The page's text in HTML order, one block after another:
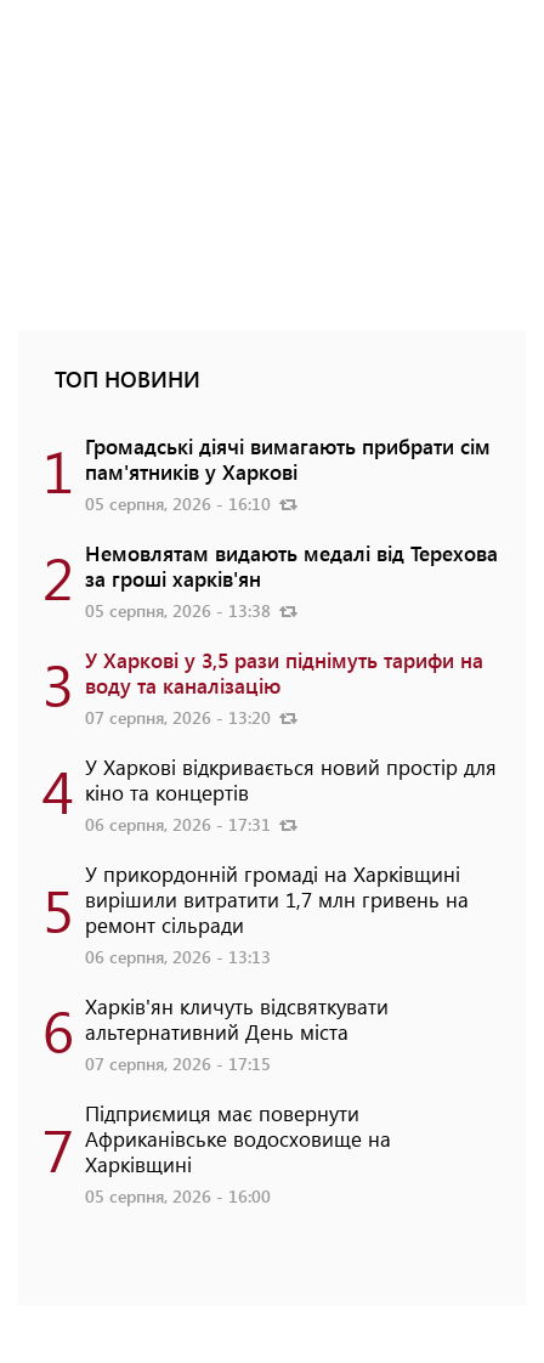
ТОП НОВИНИ
1 Громадські діячі вимагають прибрати сім
пам'ятників у Харкові
05 серпня, 2026 - 16:10
2 Немовлятам видають медалі від Терехова
за гроші харків'ян
05 серпня, 2026 - 13:38
3 У Харкові у 3,5 рази піднімуть тарифи на
воду та каналізацію
07 серпня, 2026 - 13:20
4 У Харкові відкривається новий простір для
кіно та концертів
06 серпня, 2026 - 17:31
5 У прикордонній громаді на Харківщині
вирішили витратити 1,7 млн гривень на
ремонт сільради
06 серпня, 2026 - 13:13
6 Харків'ян кличуть відсвяткувати
альтернативний День міста
07 серпня, 2026 - 17:15
7 Підприємиця має повернути
Африканівське водосховище на
Харківщині
05 серпня, 2026 - 16:00